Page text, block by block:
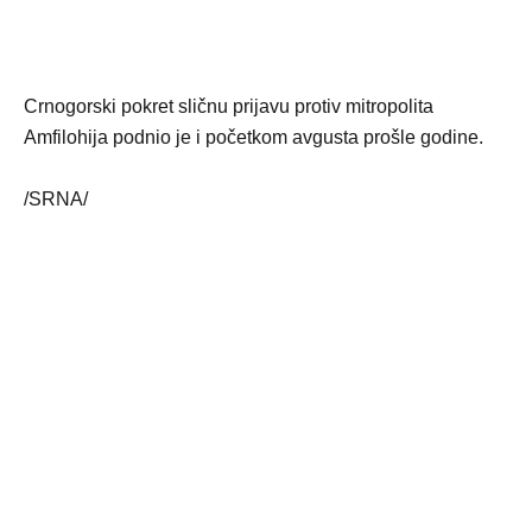
Crnogorski pokret sličnu prijavu protiv mitropolita
Amfilohija podnio je i početkom avgusta prošle godine.
/SRNA/